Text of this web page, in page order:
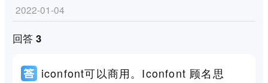
2022-01-04
回答 3
iconfont可以商用。Iconfont 顾名思